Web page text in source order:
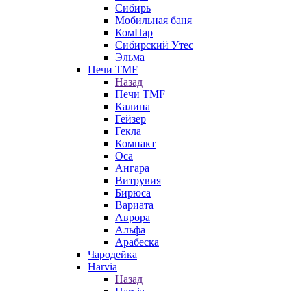
Сибирь
Мобильная баня
КомПар
Сибирский Утес
Эльма
Печи TMF
Назад
Печи TMF
Калина
Гейзер
Гекла
Компакт
Оса
Ангара
Витрувия
Бирюса
Вариата
Аврора
Альфа
Арабеска
Чародейка
Harvia
Назад